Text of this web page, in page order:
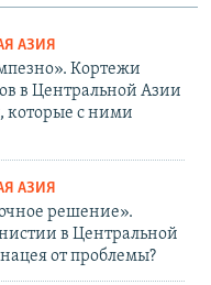
АЗИЯ
Кортежи
в Центральной Азии
которые с ними
АЗИЯ
решение».
в Центральной
от проблемы?